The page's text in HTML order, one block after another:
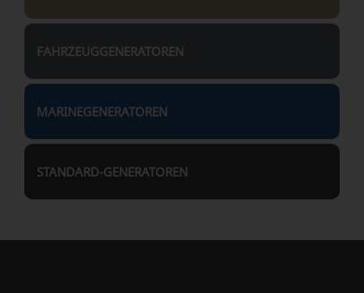
FAHRZEUGGENERATOREN
MARINEGENERATOREN
STANDARD-GENERATOREN